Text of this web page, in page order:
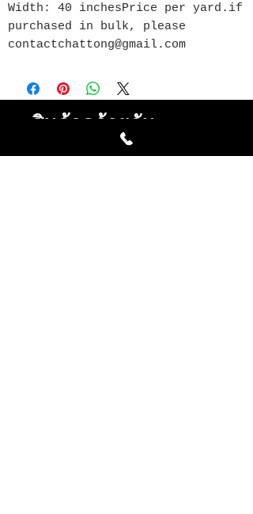
Width: 40 inchesPrice per yard.if
purchased in bulk, please
contactchattong@gmail.com
สินค้าคล้ายกัน